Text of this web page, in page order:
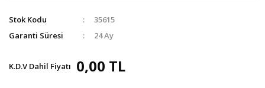
Stok Kodu
35615
Garanti Süresi
24 Ay
K.D.V Dahil Fiyatı 0,00 TL